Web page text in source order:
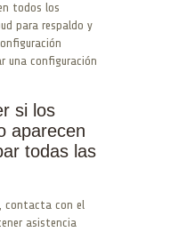
todos los
para respaldo y
una configuración
si los
aparecen
todas las
contacta con el
asistencia